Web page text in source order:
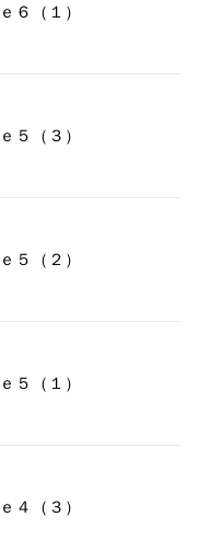
６（１）
５（３）
５（２）
５（１）
４（３）